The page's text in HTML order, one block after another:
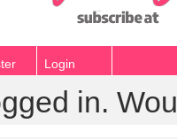
Login
in.